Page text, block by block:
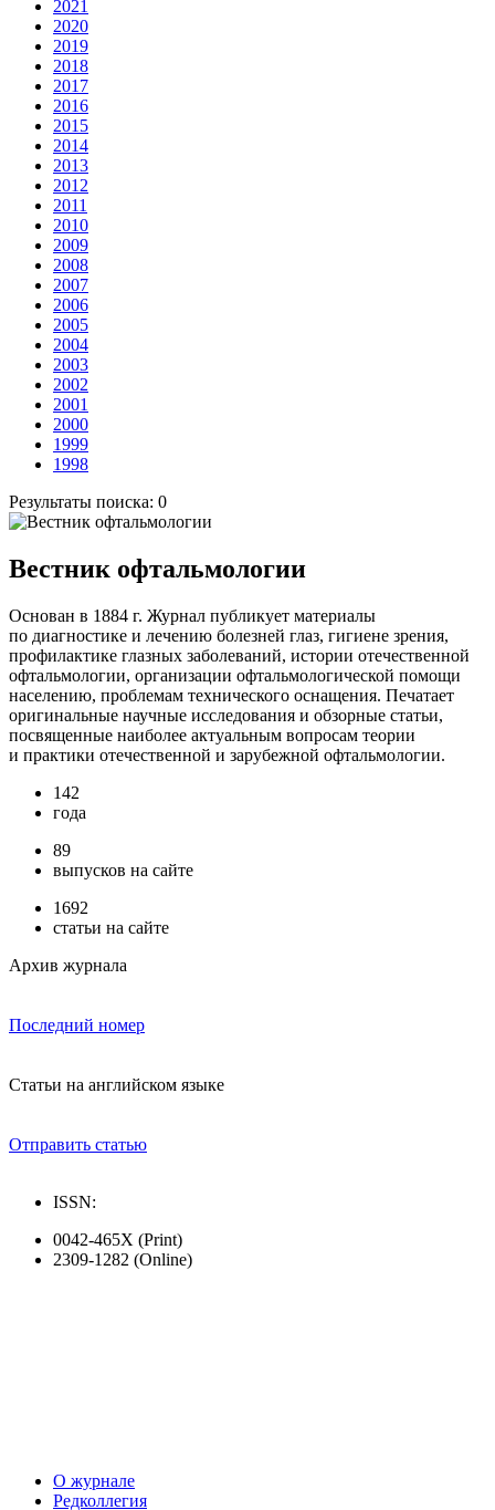
2021
2020
2019
2018
2017
2016
2015
2014
2013
2012
2011
2010
2009
2008
2007
2006
2005
2004
2003
2002
2001
2000
1999
1998
Результаты поиска: 0
Вестник офтальмологии
Основан в 1884 г. Журнал публикует материалы
по диагностике и лечению болезней глаз, гигиене зрения,
профилактике глазных заболеваний, истории отечественной
офтальмологии, организации офтальмологической помощи
населению, проблемам технического оснащения. Печатает
оригинальные научные исследования и обзорные статьи,
посвященные наиболее актуальным вопросам теории
и практики отечественной и зарубежной офтальмологии.
142
года
89
выпусков на сайте
1692
статьи на сайте
Архив журнала
Последний номер
Статьи на английском языке
Отправить статью
ISSN:
0042-465X (Print)
2309-1282 (Online)
О журнале
Редколлегия